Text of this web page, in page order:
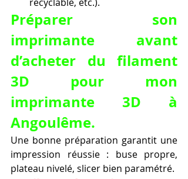
Préparer son
imprimante avant
d’acheter du filament
3D pour mon
imprimante 3D à
Angoulême.
Une bonne préparation garantit une
impression réussie : buse propre,
plateau nivelé, slicer bien paramétré.